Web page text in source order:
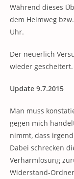
Während dieses
dem Heimweg
Uhr.
Der neuerlich
wieder gescheitert.
Update 9.7.2015
Man muss
gegen mich
nimmt, dass
Dabei schrecken
Verharmlosung
Widerstand-